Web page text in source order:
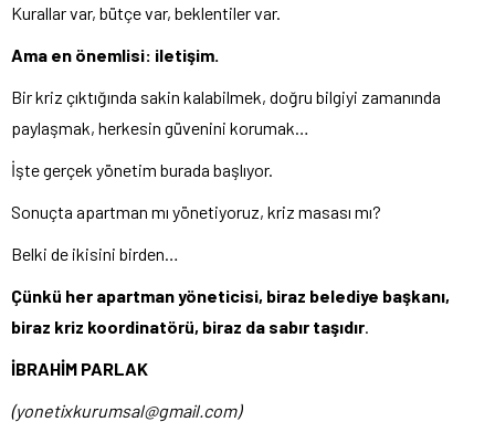
Kurallar var, bütçe var, beklentiler var.
Ama en önemlisi: iletişim.
Bir kriz çıktığında sakin kalabilmek, doğru bilgiyi zamanında
paylaşmak, herkesin güvenini korumak…
İşte gerçek yönetim burada başlıyor.
Sonuçta apartman mı yönetiyoruz, kriz masası mı?
Belki de ikisini birden…
Çünkü her apartman yöneticisi, biraz belediye başkanı,
biraz kriz koordinatörü, biraz da sabır taşıdır.
İBRAHİM PARLAK
(yonetixkurumsal@gmail.com)